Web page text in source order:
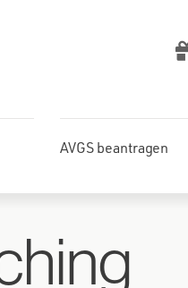
AVGS beantragen